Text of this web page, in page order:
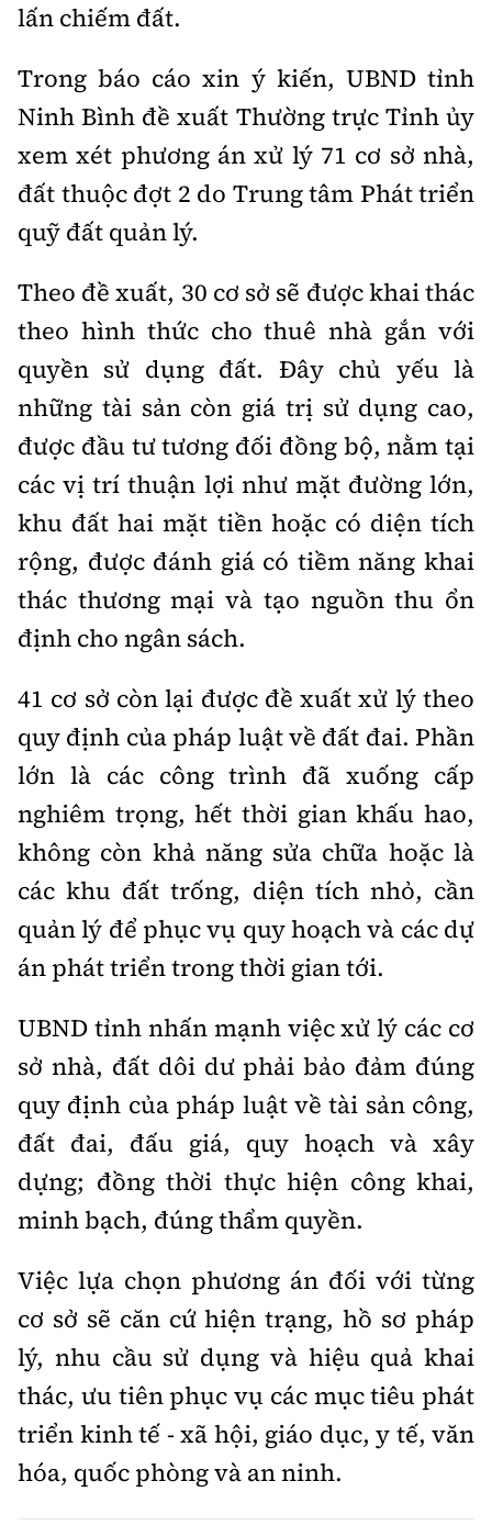
lấn chiếm đất.
Trong báo cáo xin ý kiến, UBND tỉnh
Ninh Bình đề xuất Thường trực Tỉnh ủy
xem xét phương án xử lý 71 cơ sở nhà,
đất thuộc đợt 2 do Trung tâm Phát triển
quỹ đất quản lý.
Theo đề xuất, 30 cơ sở sẽ được khai thác
theo hình thức cho thuê nhà gắn với
quyền sử dụng đất. Đây chủ yếu là
những tài sản còn giá trị sử dụng cao,
được đầu tư tương đối đồng bộ, nằm tại
các vị trí thuận lợi như mặt đường lớn,
khu đất hai mặt tiền hoặc có diện tích
rộng, được đánh giá có tiềm năng khai
thác thương mại và tạo nguồn thu ổn
định cho ngân sách.
41 cơ sở còn lại được đề xuất xử lý theo
quy định của pháp luật về đất đai. Phần
lớn là các công trình đã xuống cấp
nghiêm trọng, hết thời gian khấu hao,
không còn khả năng sửa chữa hoặc là
các khu đất trống, diện tích nhỏ, cần
quản lý để phục vụ quy hoạch và các dự
án phát triển trong thời gian tới.
UBND tỉnh nhấn mạnh việc xử lý các cơ
sở nhà, đất dôi dư phải bảo đảm đúng
quy định của pháp luật về tài sản công,
đất đai, đấu giá, quy hoạch và xây
dựng; đồng thời thực hiện công khai,
minh bạch, đúng thẩm quyền.
Việc lựa chọn phương án đối với từng
cơ sở sẽ căn cứ hiện trạng, hồ sơ pháp
lý, nhu cầu sử dụng và hiệu quả khai
thác, ưu tiên phục vụ các mục tiêu phát
triển kinh tế - xã hội, giáo dục, y tế, văn
hóa, quốc phòng và an ninh.